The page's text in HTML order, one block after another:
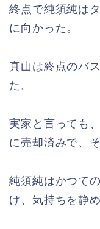
終点で純須純は
に向かった。
真山は終点のバ
た。
実家と言っても
に売却済みで、
純須純はかつて
け、気持ちを静め